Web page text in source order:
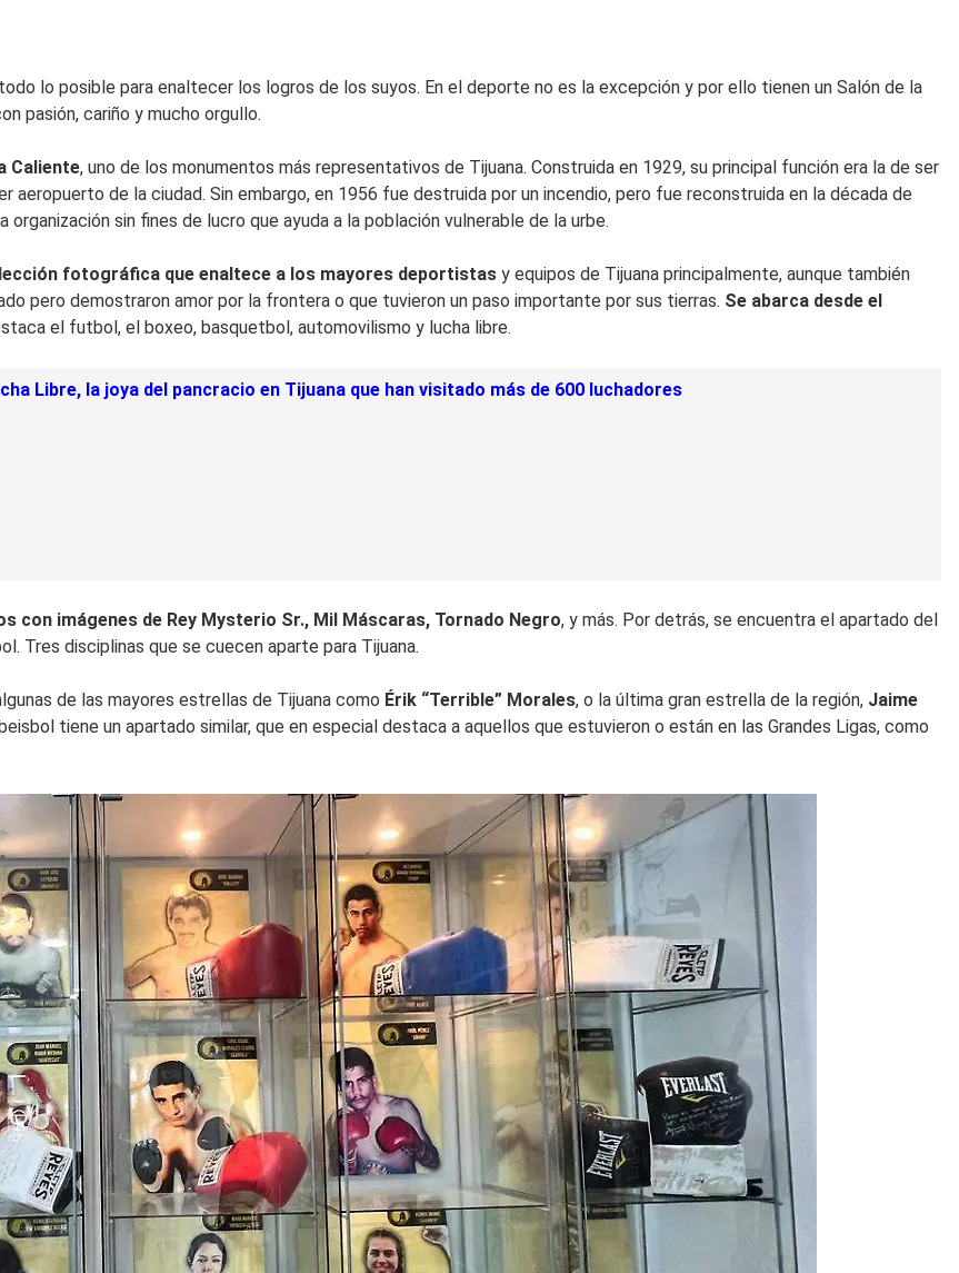
lo posible para enaltecer los logros de los suyos. En el deporte no es la excepción y por ello tienen un Salón de la
pasión, cariño y mucho orgullo.
Caliente, uno de los monumentos más representativos de Tijuana. Construida en 1929, su principal función era la de ser
aeropuerto de la ciudad. Sin embargo, en 1956 fue destruida por un incendio, pero fue reconstruida en la década de
sin fines de lucro que ayuda a la población vulnerable de la urbe.
fotográfica que enaltece a los mayores deportistas y equipos de Tijuana principalmente, aunque también
pero demostraron amor por la frontera o que tuvieron un paso importante por sus tierras. Se abarca desde el
el futbol, el boxeo, basquetbol, automovilismo y lucha libre.
Libre, la joya del pancracio en Tijuana que han visitado más de 600 luchadores
con imágenes de Rey Mysterio Sr., Mil Máscaras, Tornado Negro, y más. Por detrás, se encuentra el apartado del
disciplinas que se cuecen aparte para Tijuana.
de las mayores estrellas de Tijuana como Érik “Terrible” Morales, o la última gran estrella de la región, Jaime
tiene un apartado similar, que en especial destaca a aquellos que estuvieron o están en las Grandes Ligas, como